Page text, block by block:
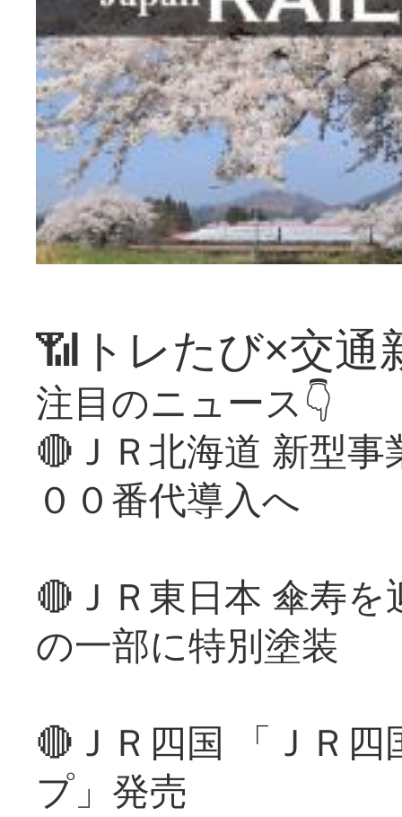
📶トレたび×交通
注目のニュース👇
🔴ＪＲ北海道 新型
００番代導入へ
🔴ＪＲ東日本 傘寿
の一部に特別塗装
🔴ＪＲ四国 「ＪＲ
プ」発売